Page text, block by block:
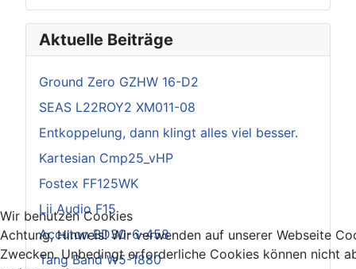
Aktuelle Beiträge
Ground Zero GZHW 16-D2
SEAS L22ROY2 XM011-08
Entkoppelung, dann klingt alles viel besser.
Kartesian Cmp25_vHP
Fostex FF125WK
Lii Audio F15
Accuton BD30-6-458
Tang Band W5-1880
Wir benutzen Cookies
Achtung, Hinweis! Wir verwenden auf unserer Webseite
Zwecken. Unbedingt erforderliche Cookies können nicht